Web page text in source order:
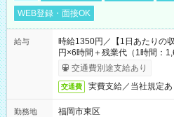
WEB登録・面接OK
給与
時給1350円／【1日あたりの
円×6時間＋残業代（1時間：
1,350円×6時間
交通費別途支給あり
交通費 実費支給／当社規定あ
勤務地
福岡市東区